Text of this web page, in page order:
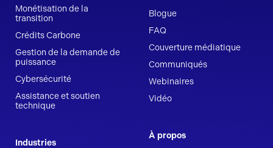
Monétisation de la
transition
Crédits Carbone
Gestion de la demande de
puissance
Cybersécurité
Assistance et soutien
technique
Industries
Blogue
FAQ
Couverture médiatique
Communiqués
Webinaires
Vidéo
À propos